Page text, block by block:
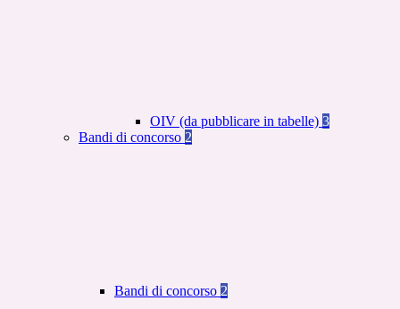
OIV (da pubblicare in tabelle) 3
Bandi di concorso 2
Bandi di concorso 2